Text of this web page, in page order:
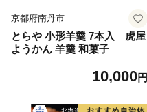
京都府南丹市
とらや 小形羊羹 7本入 虎屋
ようかん 羊羹 和菓子
10,000円